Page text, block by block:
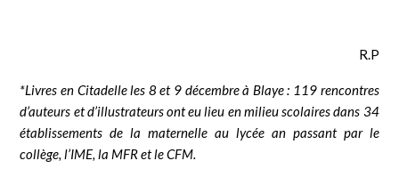
R.P
*Livres en Citadelle les 8 et 9 décembre à Blaye : 119 rencontres
d’auteurs et d’illustrateurs ont eu lieu en milieu scolaires dans 34
établissements de la maternelle au lycée an passant par le
collège, l’IME, la MFR et le CFM.